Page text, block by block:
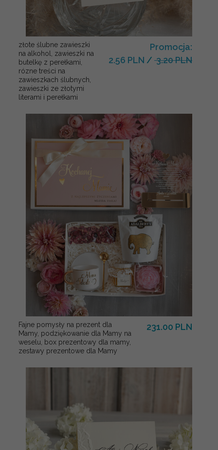
złote ślubne zawieszki
na alkohol, zawieszki na
butelkę z perełkami,
rózne treści na
zawieszkach ślubnych,
zawieszki ze złotymi
literami i perełkami
Promocja:
2.56 PLN / 3.20 PLN
Fajne pomysły na prezent dla
Mamy, podziękowanie dla Mamy na
weselu, box prezentowy dla mamy,
zestawy prezentowe dla Mamy
231.00 PLN